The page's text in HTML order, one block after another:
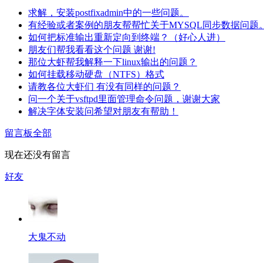
求解，安装postfixadmin中的一些问题。
有经验或者案例的朋友帮帮忙关于MYSQL同步数据问题。
如何把标准输出重新定向到终端？（好心人进）
朋友们帮我看看这个问题 谢谢!
那位大虾帮我解释一下linux输出的问题？
如何挂载移动硬盘（NTFS）格式
请教各位大虾们 有没有同样的问题？
问一个关于vsftpd里面管理命令问题，谢谢大家
解决字体安装问希望对朋友有帮助！
留言板全部
现在还没有留言
好友
大鬼不动